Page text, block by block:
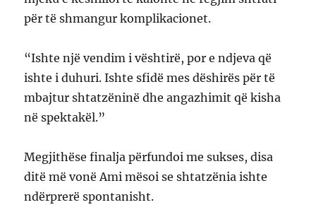
për të shmangur komplikacionet.
“Ishte një vendim i vështirë, por e ndjeva që
ishte i duhuri. Ishte sfidë mes dëshirës për të
mbajtur shtatzëninë dhe angazhimit që kisha
në spektakël.”
Megjithëse finalja përfundoi me sukses, disa
ditë më vonë Ami mësoi se shtatzënia ishte
ndërprerë spontanisht.